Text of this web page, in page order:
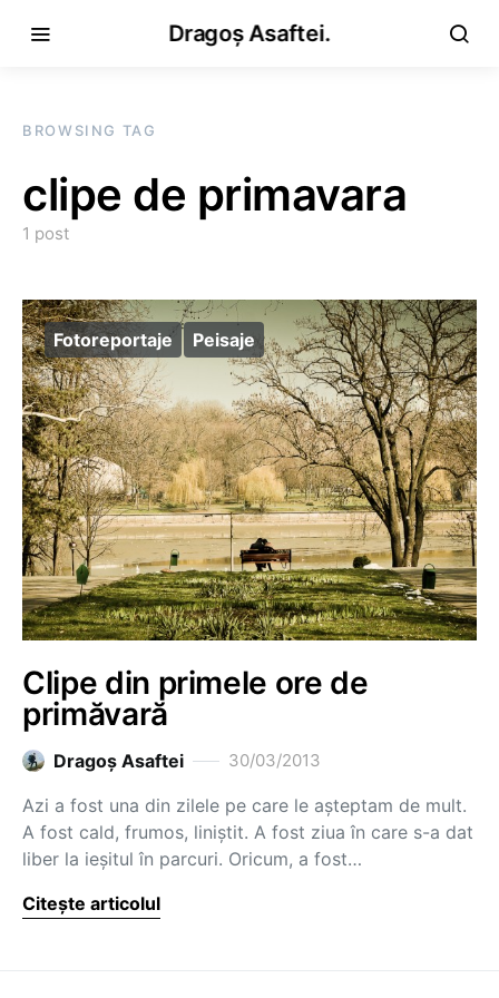
Dragoș Asaftei.
BROWSING TAG
clipe de primavara
1 post
Fotoreportaje Peisaje
Clipe din primele ore de
primăvară
Dragoş Asaftei 30/03/2013
Azi a fost una din zilele pe care le așteptam de mult.
A fost cald, frumos, liniștit. A fost ziua în care s-a dat
liber la ieșitul în parcuri. Oricum, a fost…
Citește articolul